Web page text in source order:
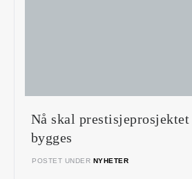
Nå skal prestisjeprosjektet
bygges
POSTET UNDER NYHETER